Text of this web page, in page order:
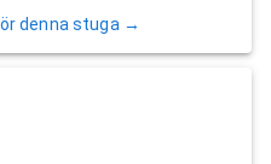
denna stuga →